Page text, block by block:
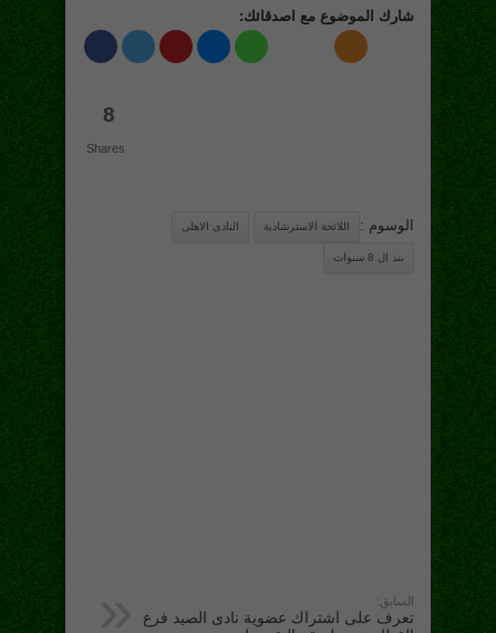
شارك الموضوع مع اصدقائك:
8
Shares
الوسوم : اللائحة الاسترشادية النادى الاهلى
بند ال 8 سنوات
السابق:
تعرف على اشتراك عضوية نادى الصيد فرع